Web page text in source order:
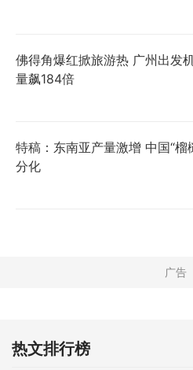
佛得角爆红掀旅游热 广州出发
量飙184倍
特稿：东南亚产量激增 中国“榴
分化
热文排行榜